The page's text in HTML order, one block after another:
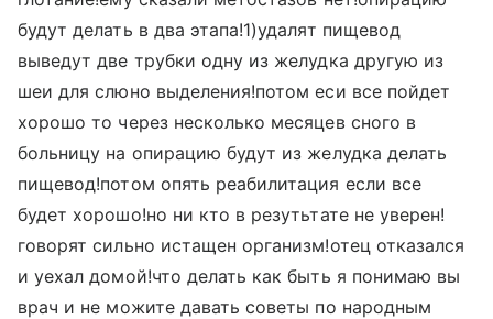
будут делать в два этапа!1)удалят пищевод
выведут две трубки одну из желудка другую из
шеи для слюно выделения!потом еси все пойдет
хорошо то через несколько месяцев сного в
больницу на опирацию будут из желудка делать
пищевод!потом опять реабилитация если все
будет хорошо!но ни кто в резутьтате не уверен!
говорят сильно истащен организм!отец отказался
и уехал домой!что делать как быть я понимаю вы
врач и не можите давать советы по народным